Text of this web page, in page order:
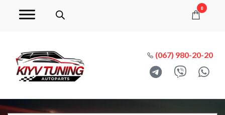
0
(067) 980-20-20